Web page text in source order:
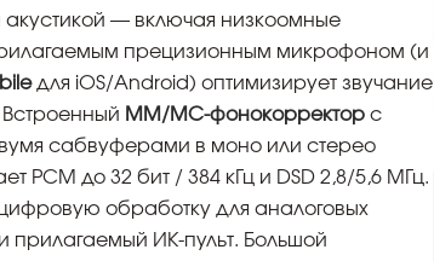
— включая низкоомные
прецизионным микрофоном (и
для iOS/Android) оптимизирует звучание
MM/MC-фонокорректор с
сабвуферами в моно или стерео
PCM до 32 бит / 384 кГц и DSD 2,8/5,6 МГц.
обработку для аналоговых
прилагаемый ИК-пульт. Большой